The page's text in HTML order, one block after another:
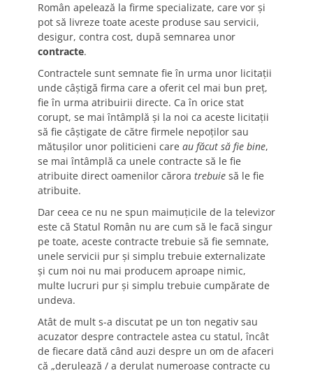
Român apelează la firme specializate, care vor şi
pot să livreze toate aceste produse sau servicii,
desigur, contra cost, după semnarea unor
contracte.
Contractele sunt semnate fie în urma unor licitaţii
unde câştigă firma care a oferit cel mai bun preţ,
fie în urma atribuirii directe. Ca în orice stat
corupt, se mai întâmplă şi la noi ca aceste licitaţii
să fie câştigate de către firmele nepoţilor sau
mătuşilor unor politicieni care au făcut să fie bine,
se mai întâmplă ca unele contracte să le fie
atribuite direct oamenilor cărora trebuie să le fie
atribuite.
Dar ceea ce nu ne spun maimuţicile de la televizor
este că Statul Român nu are cum să le facă singur
pe toate, aceste contracte trebuie să fie semnate,
unele servicii pur şi simplu trebuie externalizate
şi cum noi nu mai producem aproape nimic,
multe lucruri pur şi simplu trebuie cumpărate de
undeva.
Atât de mult s-a discutat pe un ton negativ sau
acuzator despre contractele astea cu statul, încât
de fiecare dată când auzi despre un om de afaceri
că „derulează / a derulat numeroase contracte cu